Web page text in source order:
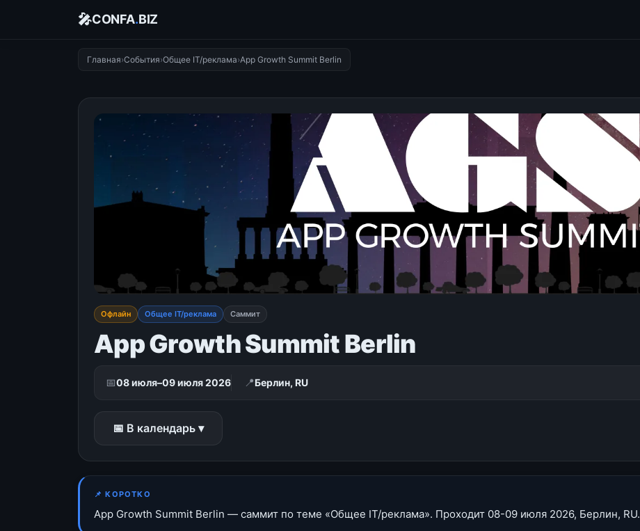
🎤CONFA.BIZ
Главная›События›Общее IT/реклама›App Growth Summit Berlin
Офлайн Общее IT/реклама Саммит
App Growth Summit Berlin
📅08 июля–09 июля 2026 📍Берлин, RU
📅 В календарь ▾
📌 КОРОТКО
App Growth Summit Berlin — саммит по теме «Общее IT/реклама». Проходит 08-09 июля 2026, Берлин, RU.